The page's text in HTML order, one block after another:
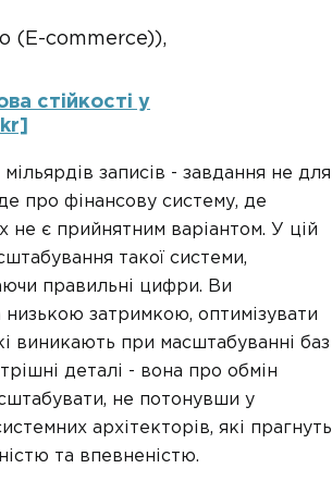
(E-commerce)),
стійкості у
записів - завдання не для
про фінансову систему, де
не є прийнятним варіантом. У цій
такої системи,
правильні цифри. Ви
затримкою, оптимізувати
виникають при масштабуванні баз
деталі - вона про обмін
не потонувши у
архітекторів, які прагнуть
та впевненістю.